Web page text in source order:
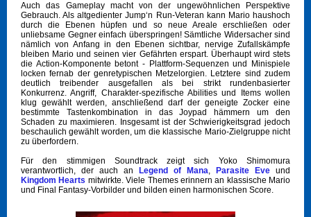
Auch das Gameplay macht von der ungewöhnlichen Perspektive
Gebrauch. Als altgedienter Jump‘n Run-Veteran kann Mario haushoch
durch die Ebenen hüpfen und so neue Areale erschließen oder
unliebsame Gegner einfach überspringen! Sämtliche Widersacher sind
nämlich von Anfang in den Ebenen sichtbar, nervige Zufallskämpfe
bleiben Mario und seinen vier Gefährten erspart. Überhaupt wird stets
die Action-Komponente betont - Plattform-Sequenzen und Minispiele
locken fernab der genretypischen Metzelorgien. Letztere sind zudem
deutlich treibender ausgefallen als bei strikt rundenbasierter
Konkurrenz. Angriff, Charakter-spezifische Abilities und Items wollen
klug gewählt werden, anschließend darf der geneigte Zocker eine
bestimmte Tastenkombination in das Joypad hämmern um den
Schaden zu maximieren. Insgesamt ist der Schwierigkeitsgrad jedoch
beschaulich gewählt worden, um die klassische Mario-Zielgruppe nicht
zu überfordern.
Für den stimmigen Soundtrack zeigt sich Yoko Shimomura
verantwortlich, der auch an
Legend of Mana, Parasite Eve und
Kingdom Hearts mitwirkte. Viele Themes erinnern an klassische Mario
und Final Fantasy-Vorbilder und bilden einen harmonischen Score.